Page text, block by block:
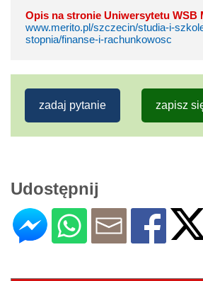
Opis na stronie Uniwersytetu WSB
www.merito.pl/szczecin/studia-i-
stopnia/finanse-i-rachunkowosc
zadaj pytanie zapisz
Udostępnij